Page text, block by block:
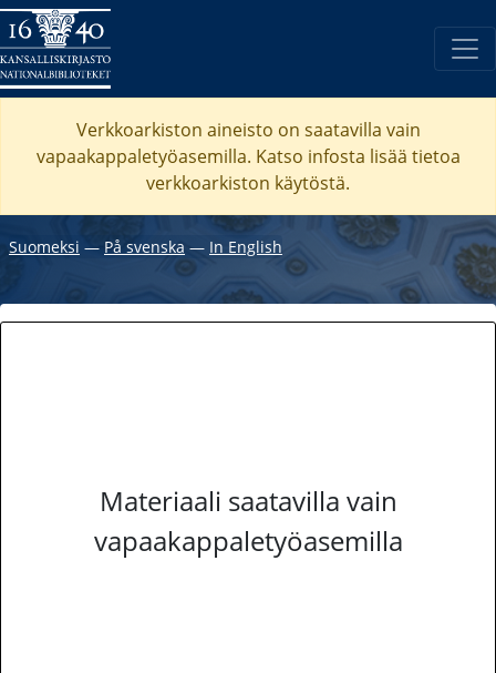
Verkkoarkiston aineisto on saatavilla vain
vapaakappaletyöasemilla. Katso infosta lisää tietoa
verkkoarkiston käytöstä.
Suomeksi ― På svenska ― In English
Materiaali saatavilla vain
vapaakappaletyöasemilla